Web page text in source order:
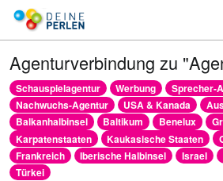
Agenturverbindung zu
Schauspielagentur Werbung
Sprecher-
Nachwuchs-Agentur
USA & Kanada
Balkanhalbinsel
Baltikum Benelux
Karpatenstaaten
Kaukasische Staaten
Frankreich
Iberische Halbinsel Israel
Türkei